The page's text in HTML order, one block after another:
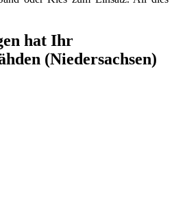
hat Ihr
(Niedersachsen)